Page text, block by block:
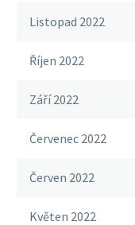
Listopad 2022
Říjen 2022
Září 2022
Červenec 2022
Červen 2022
Květen 2022